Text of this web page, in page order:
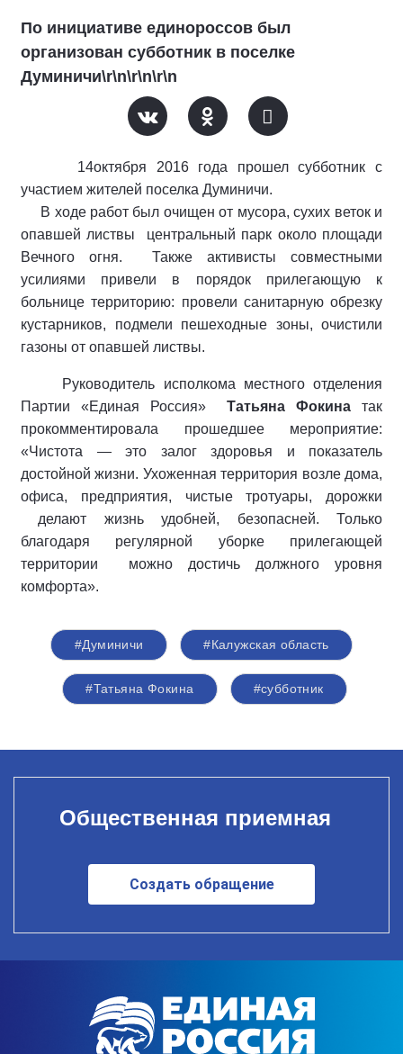
По инициативе единороссов был
организован субботник в поселке
Думиничи\r\n\r\n\r\n
14октября 2016 года прошел субботник с
участием жителей поселка Думиничи.
В ходе работ был очищен от мусора, сухих веток и
опавшей листвы центральный парк около площади
Вечного огня. Также активисты совместными
усилиями привели в порядок прилегающую к
больнице территорию: провели санитарную обрезку
кустарников, подмели пешеходные зоны, очистили
газоны от опавшей листвы.
Руководитель исполкома местного отделения
Партии «Единая Россия»Татьяна Фокина так
прокомментировала прошедшее мероприятие:
«Чистота — это залог здоровья и показатель
достойной жизни. Ухоженная территория возле дома,
офиса, предприятия, чистые тротуары, дорожки
делают жизнь удобней, безопасней. Только
благодаря регулярной уборке прилегающей
территории можно достичь должного уровня
комфорта».
#Думиничи #Калужская область
#Татьяна Фокина #субботник
Общественная приемная
Создать обращение